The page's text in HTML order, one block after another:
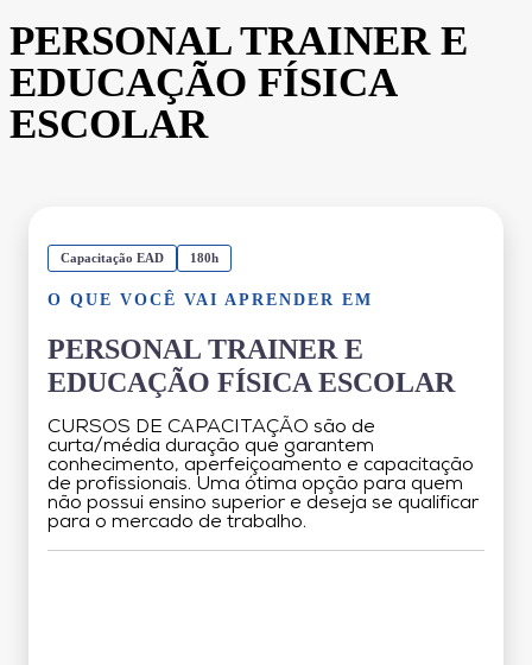
PERSONAL TRAINER E
EDUCAÇÃO FÍSICA
ESCOLAR
Capacitação EAD 180h
O QUE VOCÊ VAI APRENDER EM
PERSONAL TRAINER E
EDUCAÇÃO FÍSICA ESCOLAR
CURSOS DE CAPACITAÇÃO são de
curta/média duração que garantem
conhecimento, aperfeiçoamento e capacitação
de profissionais. Uma ótima opção para quem
não possui ensino superior e deseja se qualificar
para o mercado de trabalho.